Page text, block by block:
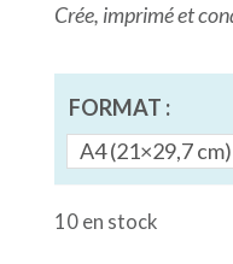
Crée, imprimé et
FORMAT :
10 en stock